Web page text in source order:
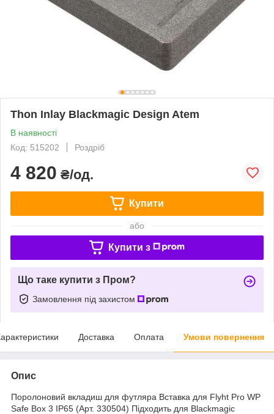
Thon Inlay Blackmagic Design Atem
В наявності
Код: 515202
Роздріб
4 820 ₴/од.
Купити
або
Купити з
Що таке купити з Пром?
Замовлення під захистом
Доставка Оплата Умови повернення
Опис
Поролоновий вкладиш для футляра Вставка для Flyht Pro WP
Safe Box 3 IP65 (Арт. 330504) Підходить для Blackmagic